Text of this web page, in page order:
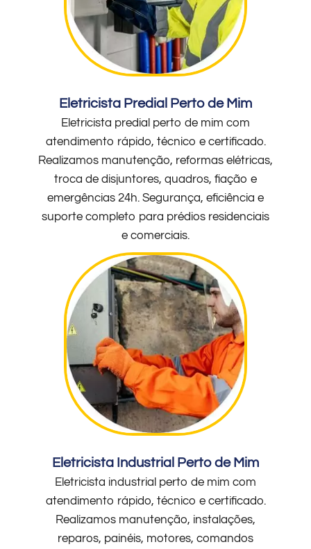
Eletricista Predial Perto de Mim
Eletricista predial perto de mim com
atendimento rápido, técnico e certificado.
Realizamos manutenção, reformas elétricas,
troca de disjuntores, quadros, fiação e
emergências 24h. Segurança, eficiência e
suporte completo para prédios residenciais
e comerciais.
Eletricista Industrial Perto de Mim
Eletricista industrial perto de mim com
atendimento rápido, técnico e certificado.
Realizamos manutenção, instalações,
reparos, painéis, motores, comandos